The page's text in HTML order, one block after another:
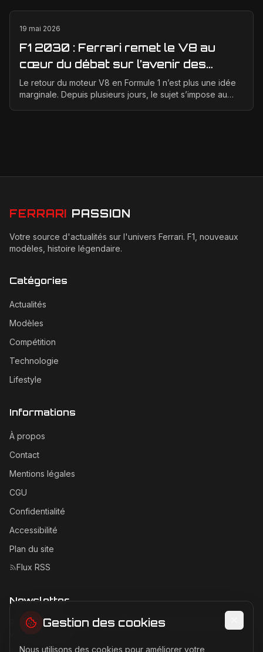
19 mai 2026
F1 2030 : Ferrari remet le V8 au
cœur du débat sur l’avenir des
moteurs
Le retour du moteur V8 en Formule 1 n’est plus une idée
marginale. Depuis plusieurs jours, le sujet s’impose au
FERRARI PASSION
Votre source d'actualités sur l'univers Ferrari. F1, nouveaux
modèles, histoire légendaire.
Catégories
Actualités
Modèles
Compétition
Technologie
Lifestyle
Informations
À propos
Contact
Mentions légales
CGU
Confidentialité
Accessibilité
Plan du site
Flux RSS
Newsletter
Recevez les dernières actualités Ferrari directement dans
Gestion des cookies
Nous utilisons des cookies pour améliorer votre